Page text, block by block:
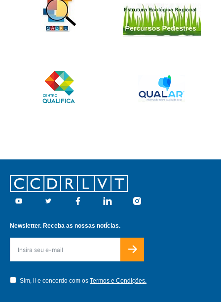
Footer
Youtube Twitter Facebook Linkedin Instagram
Newsletter. Receba as nossas notícias.
Sim, li e concordo com os Termos e Condições.